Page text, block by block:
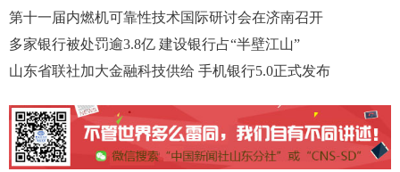
第十一届内燃机可靠性技术国际研讨会在济南召开
多家银行被处罚逾3.8亿 建设银行占“半壁江山”
山东省联社加大金融科技供给 手机银行5.0正式发布